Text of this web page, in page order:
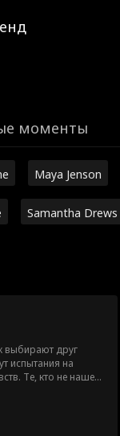
моменты
Maya Jenson
Samantha Drews
выбирают друг
испытания на
Те, кто не нашел